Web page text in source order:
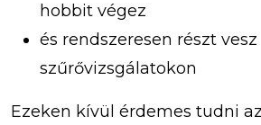
hobbit végez
és rendszeresen részt vesz
szűrővizsgálatokon
Ezeken kívül érdemes tudni